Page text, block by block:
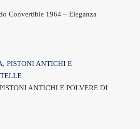
Convertible 1964 – Eleganza
ANTICHI E POLVERE DI